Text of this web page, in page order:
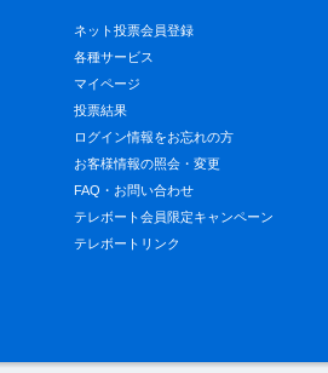
ネット投票会員登録
各種サービス
マイページ
投票結果
ログイン情報をお忘れの方
お客様情報の照会・変更
FAQ・お問い合わせ
テレボート会員限定キャンペーン
テレボートリンク